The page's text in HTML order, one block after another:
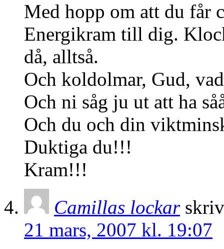
Med hopp om att du får
Energikram till dig.
då, alltså.
Och koldolmar, Gud,
Och ni såg ju ut att ha
Och du och din
Duktiga du!!!
Kram!!!
Camillas lockar
21 mars, 2007 kl. 19:07